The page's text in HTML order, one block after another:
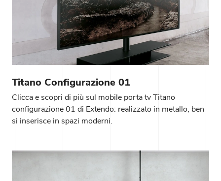
Titano Configurazione 01
Clicca e scopri di più sul mobile porta tv Titano
configurazione 01 di Extendo: realizzato in metallo, ben
si inserisce in spazi moderni.